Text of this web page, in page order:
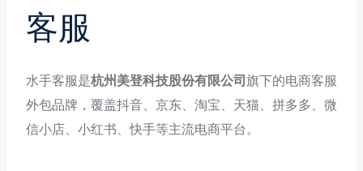
客服
水手客服是杭州美登科技股份有限公司 旗下的电商客服
外包品牌，覆盖抖音、京东、淘宝、天猫、拼多多、微
信小店、小红书、快手等主流电商平台。